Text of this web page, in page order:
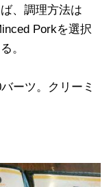
、調理方法は
Porkを選択
。
ーツ。クリーミ